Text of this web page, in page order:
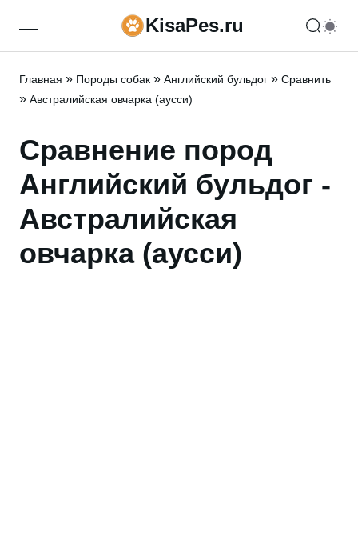
open navigation menuKisaPes.ru
Главная » Породы собак » Английский бульдог » Сравнить
» Австралийская овчарка (аусси)
Сравнение пород
Английский бульдог -
Австралийская
овчарка (аусси)